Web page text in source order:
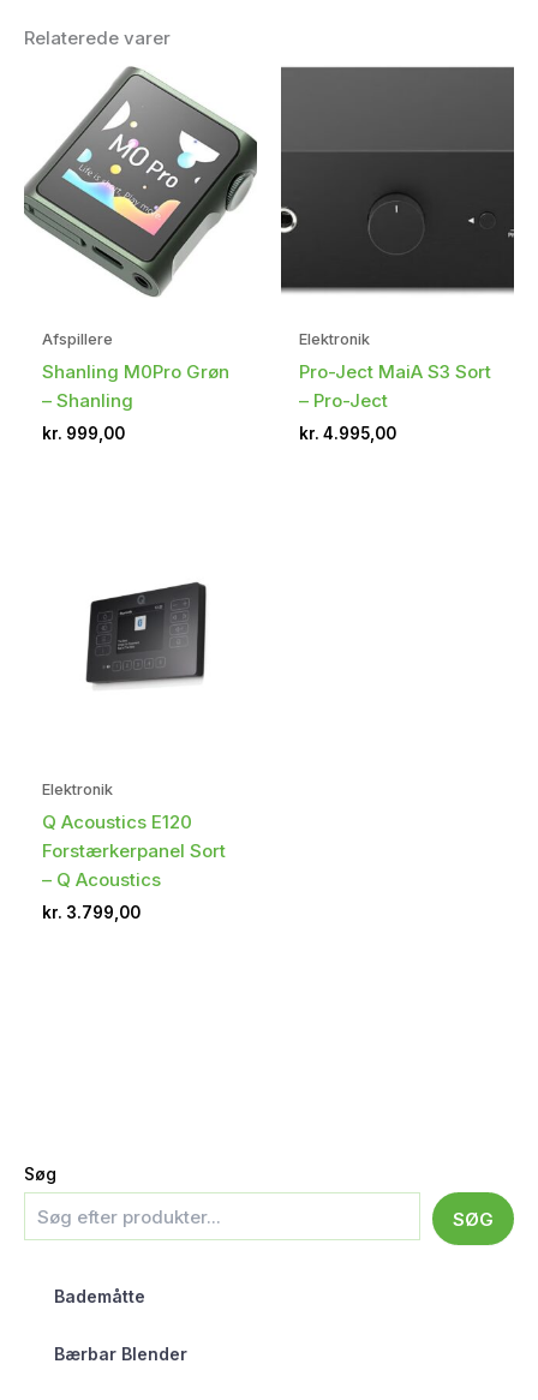
Søg
SØG
Bademåtte
Bærbar Blender
Relaterede varer
Afspillere
Shanling M0Pro Grøn
– Shanling
kr. 999,00
Elektronik
Pro-Ject MaiA S3 Sort
– Pro-Ject
kr. 4.995,00
Elektronik
Q Acoustics E120
Forstærkerpanel Sort
– Q Acoustics
kr. 3.799,00